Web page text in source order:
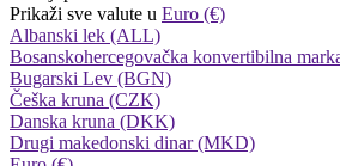
Prikaži sve valute u Euro (€)
Albanski lek (ALL)
Bosanskohercegovačka konvertibilna
Bugarski Lev (BGN)
Češka kruna (CZK)
Danska kruna (DKK)
Drugi makedonski dinar (MKD)